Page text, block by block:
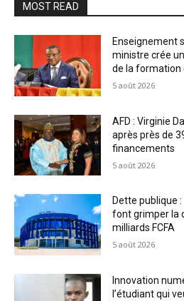
MOST READ
Enseignement
ministre crée
de la formation
5 août 2026
AFD : Virginie
après près de
financements
5 août 2026
Dette publique :
font grimper la
milliards FCFA
5 août 2026
Innovation
l’étudiant qui